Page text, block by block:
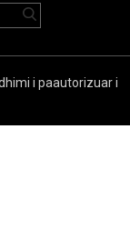
i paautorizuar i